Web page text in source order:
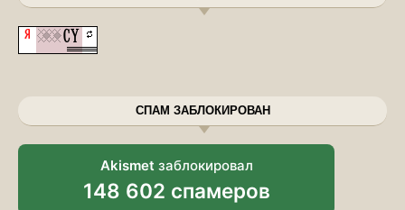
СПАМ ЗАБЛОКИРОВАН
Akismet заблокировал
148 602 спамеров